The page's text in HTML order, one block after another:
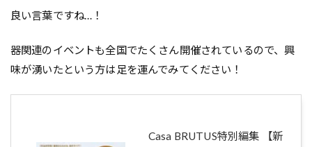
良い言葉ですね…！
器関連のイベントも全国でたくさん開催されているので、興
味が湧いたという方は足を運んでみてください！
Casa BRUTUS特別編集 【新